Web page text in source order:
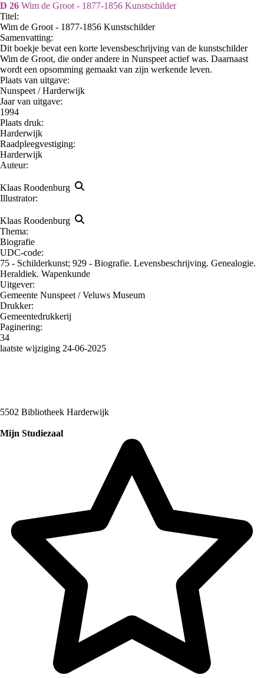
D 26 Wim de Groot - 1877-1856 Kunstschilder
Titel:
Wim de Groot - 1877-1856 Kunstschilder
Samenvatting:
Dit boekje bevat een korte levensbeschrijving van de kunstschilder
Wim de Groot, die onder andere in Nunspeet actief was. Daarnaast
wordt een opsomming gemaakt van zijn werkende leven.
Plaats van uitgave:
Nunspeet / Harderwijk
Jaar van uitgave:
1994
Plaats druk:
Harderwijk
Raadpleegvestiging:
Harderwijk
Auteur:
Klaas Roodenburg
Illustrator:
Klaas Roodenburg
Thema:
Biografie
UDC-code:
75 - Schilderkunst; 929 - Biografie. Levensbeschrijving. Genealogie.
Heraldiek. Wapenkunde
Uitgever:
Gemeente Nunspeet / Veluws Museum
Drukker:
Gemeentedrukkerij
Paginering:
34
laatste wijziging 24-06-2025
5502 Bibliotheek Harderwijk
Mijn Studiezaal